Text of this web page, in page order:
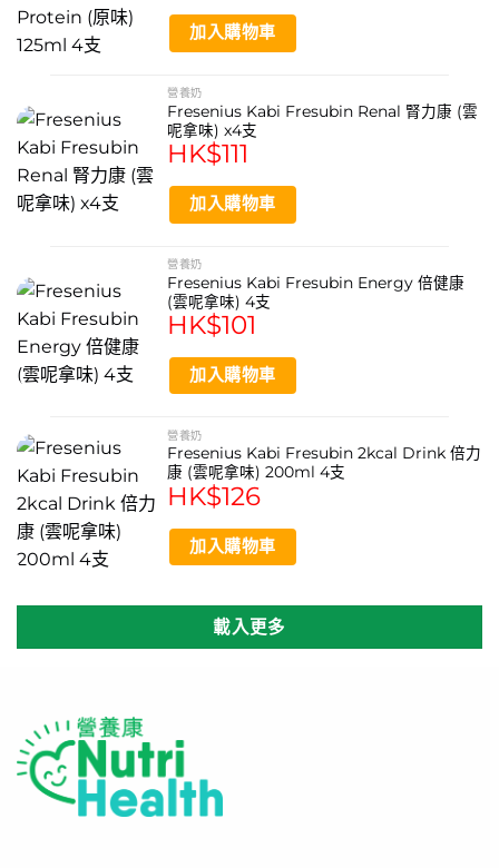
加入購物車
營養奶
Fresenius Kabi Fresubin Renal 腎力康 (雲
呢拿味) x4支
HK$111
加入購物車
營養奶
Fresenius Kabi Fresubin Energy 倍健康
(雲呢拿味) 4支
HK$101
加入購物車
營養奶
Fresenius Kabi Fresubin 2kcal Drink 倍力
康 (雲呢拿味) 200ml 4支
HK$126
加入購物車
載入更多